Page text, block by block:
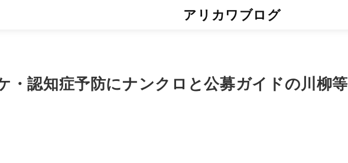
アリカワブログ
・認知症予防にナンクロと公募ガイドの川柳等